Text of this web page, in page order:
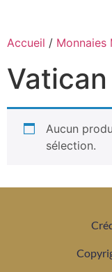
Accueil / Monnaies
Vatican
Aucun
sélection.